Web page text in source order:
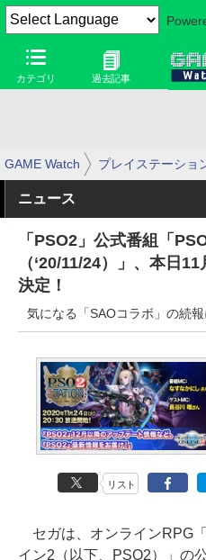
カテゴリ 過去記事
GAME Watch プレイステーショ
ニュース
「PSO2」公式番組「
（‘20/11/24）」、本日
決定！
気になる「SAOコラボ」の続
リスト
セガは、オンラインRPG
イン2（以下、PSO2）」の